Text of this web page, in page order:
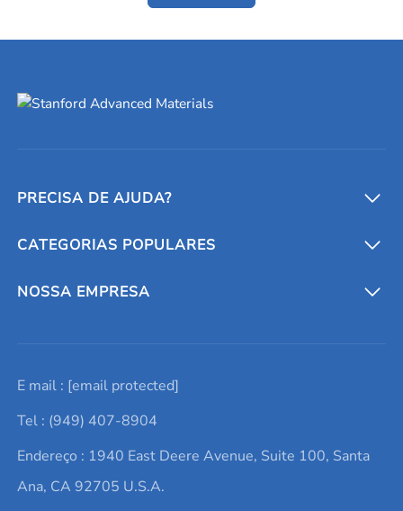
PRECISA DE AJUDA?
Conversores e calculadoras
Entre em contato conosco
Lista de consultas
Termos e Condições
Política de Privacidade
CATEGORIAS POPULARES
Metais refratários
Elementos de terras raras
Alvos de pulverização catódica
Ácido hialurônico
NOSSA EMPRESA
Promoções atuais
Notícias e blogs
Estudos de caso
E mail : [email protected]
Tel : (949) 407-8904
Endereço : 1940 East Deere Avenue, Suite 100, Santa
Ana, CA 92705 U.S.A.